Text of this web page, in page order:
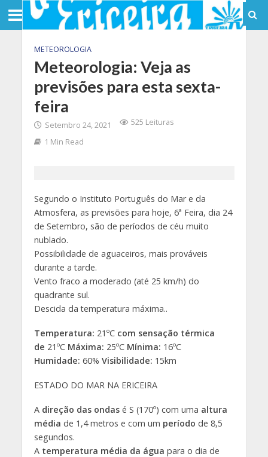
METEOROLOGIA
Meteorologia: Veja as
previsões para esta sexta-
feira
Setembro 24, 2021
525 Leituras
1 Min Read
Segundo o Instituto Português do Mar e da
Atmosfera, as previsões para hoje, 6ª Feira, dia 24
de Setembro, são de períodos de céu muito
nublado.
Possibilidade de aguaceiros, mais prováveis
durante a tarde.
Vento fraco a moderado (até 25 km/h) do
quadrante sul.
Descida da temperatura máxima..
Temperatura: 21ºC com sensação térmica
de 21ºCMáxima: 25ºC Mínima: 16ºC
Humidade: 60% Visibilidade: 15km
ESTADO DO MAR NA ERICEIRA
A direção das ondasé S (170º) com uma altura
média de 1,4 metros e com um período de 8,5
segundos.
Atemperatura média da água para o dia de